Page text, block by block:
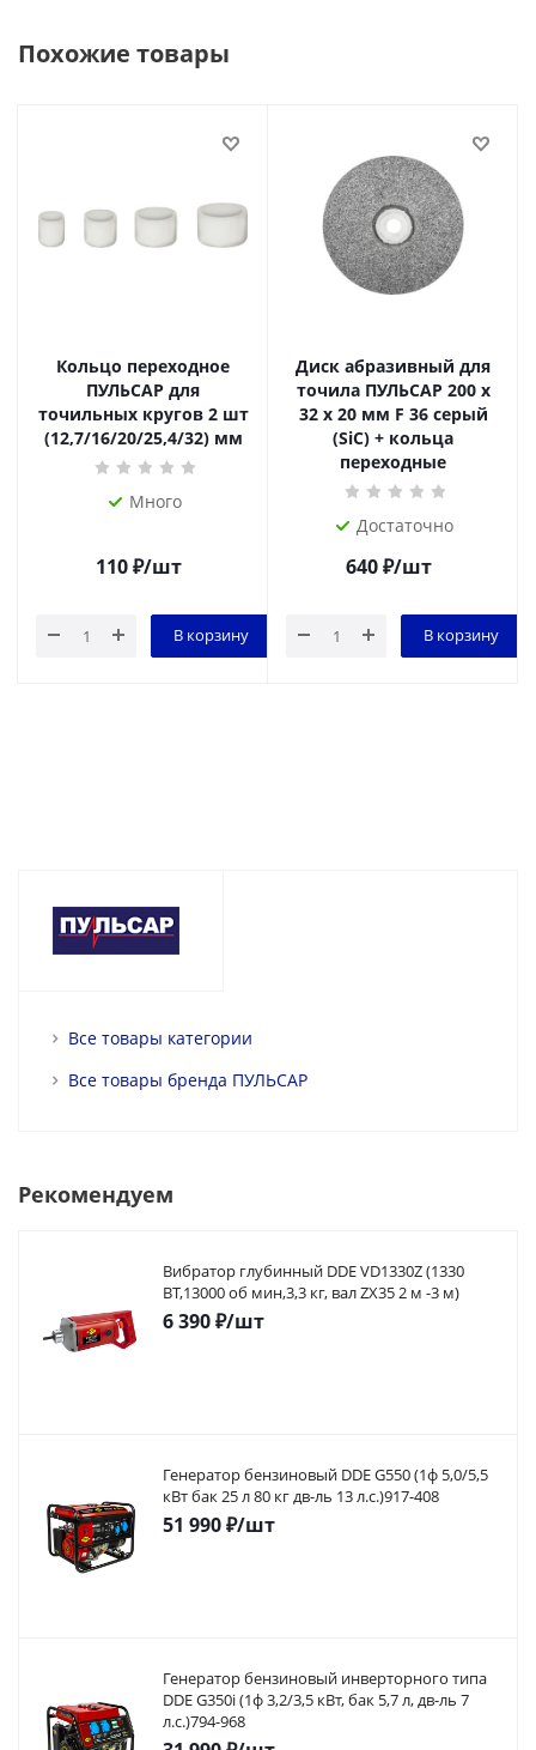
Похожие товары
Кольцо переходное
ПУЛЬСАР для
точильных кругов 2 шт
(12,7/16/20/25,4/32) мм
Много
110₽/шт
В корзину
Диск абразивный для
точила ПУЛЬСАР 200 х
32 х 20 мм F 36 серый
(SiC) + кольца
переходные
Достаточно
640₽/шт
В корзину
Все товары категории
Все товары бренда ПУЛЬСАР
Рекомендуем
Вибратор глубинный DDE VD1330Z (1330
ВТ,13000 об мин,3,3 кг, вал ZX35 2 м -3 м)
6 390₽/шт
Генератор бензиновый DDE G550 (1ф 5,0/5,5
кВт бак 25 л 80 кг дв-ль 13 л.с.)917-408
51 990₽/шт
Генератор бензиновый инверторного типа
DDE G350i (1ф 3,2/3,5 кВт, бак 5,7 л, дв-ль 7
л.с.)794-968